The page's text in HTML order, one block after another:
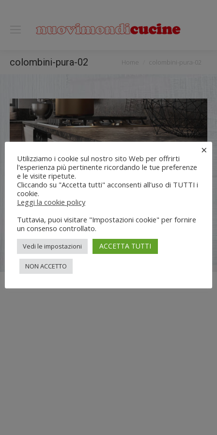
colombini-pura-02 You are here:
Home colombini-pura-02
Flli UNIA s.n.c. | Lungo Dora Voghera 28/d Torino (10122) |
info[at]nuovimondi.com | P.IVA 00715420014
Utilizziamo i cookie sul nostro sito Web per offrirti
l'esperienza più pertinente ricordando le tue preferenze
e le visite ripetute.
Cliccando su "Accetta tutti" acconsenti all'uso di TUTTI i
cookie.
Leggi la cookie policy
×
Tuttavia, puoi visitare "Impostazioni cookie" per fornire
un consenso controllato.
Vedi le impostazioni ACCETTA TUTTI
NON ACCETTO